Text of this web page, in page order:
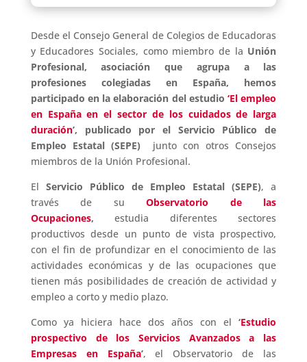
Desde el Consejo General de Colegios de Educadoras
y Educadores Sociales, como miembro de la Unión
Profesional, asociación que agrupa a las
profesiones colegiadas en España, hemos
participado en la elaboración del estudio ‘El empleo
en España en el sector de los cuidados de larga
duración’, publicado por el Servicio Público de
Empleo Estatal (SEPE) junto con otros Consejos
miembros de la Unión Profesional.
El Servicio Público de Empleo Estatal (SEPE), a
través de su
Observatorio de las
Ocupaciones, estudia diferentes sectores
productivos desde un punto de vista prospectivo,
con el fin de profundizar en el conocimiento de las
actividades económicas y de las ocupaciones que
tienen más posibilidades de creación de actividad y
empleo a corto y medio plazo.
Como ya hiciera hace dos años con el‘Estudio
prospectivo de los Servicios Avanzados a las
Empresas en España’, el Observatorio de las